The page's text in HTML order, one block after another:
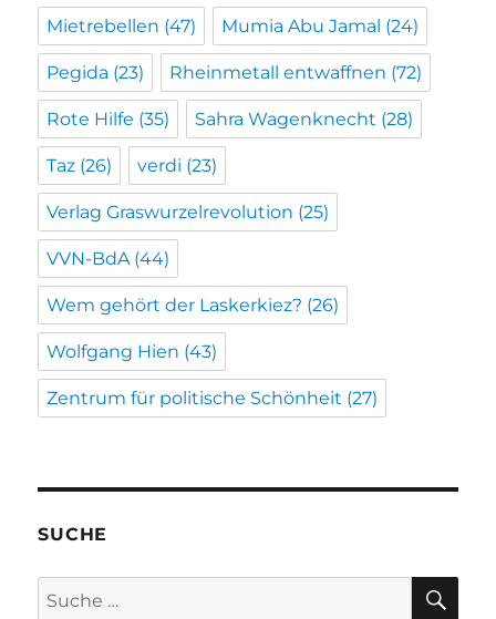
Mietrebellen (47) Mumia Abu Jamal (24)
Pegida (23) Rheinmetall entwaffnen (72)
Rote Hilfe (35) Sahra Wagenknecht (28)
Taz (26) verdi (23)
Verlag Graswurzelrevolution (25)
VVN-BdA (44)
Wem gehört der Laskerkiez? (26)
Wolfgang Hien (43)
Zentrum für politische Schönheit (27)
SUCHE
Suche